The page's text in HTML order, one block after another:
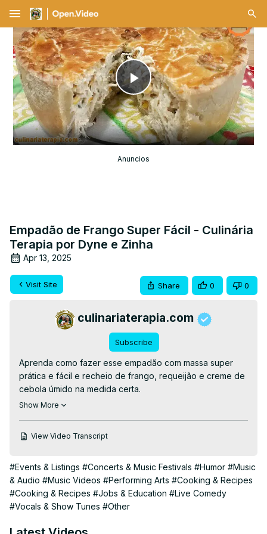
menu
Play
Video
Anuncios
Empadão de Frango Super Fácil - Culinária
Terapia por Dyne e Zinha
Apr 13, 2025
Visit Site Share 0 0
culinariaterapia.com
Subscribe
Aprenda como fazer esse empadão com massa super
prática e fácil e recheio de frango, requeijão e creme de
cebola úmido na medida certa.
👉VEJA A RECEITA👉
👉EBOOKS GRÁTIS AQUI
#empadãodefrango #empadaodefrango #empadão
#receitas #culinaria
Show More
View Video Transcript
#Events & Listings #Concerts & Music Festivals #Humor #Music
& Audio #Music Videos #Performing Arts #Cooking & Recipes
#Cooking & Recipes #Jobs & Education #Live Comedy
#Vocals & Show Tunes #Other